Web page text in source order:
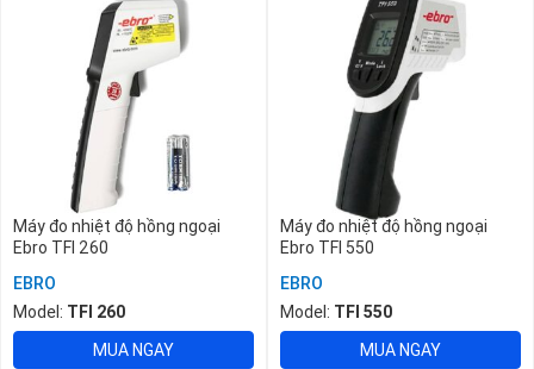
Máy đo nhiệt độ hồng ngoại
Ebro TFI 260
EBRO
Model: TFI 260
MUA NGAY
Máy đo nhiệt độ hồng ngoại
Ebro TFI 550
EBRO
Model: TFI 550
MUA NGAY